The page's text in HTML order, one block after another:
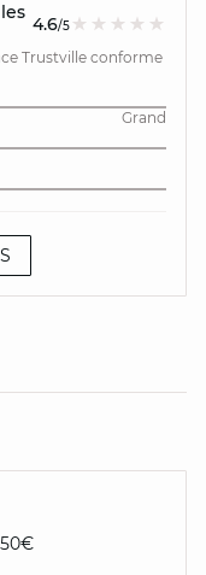
4.6/5
Trustville conforme
Grand